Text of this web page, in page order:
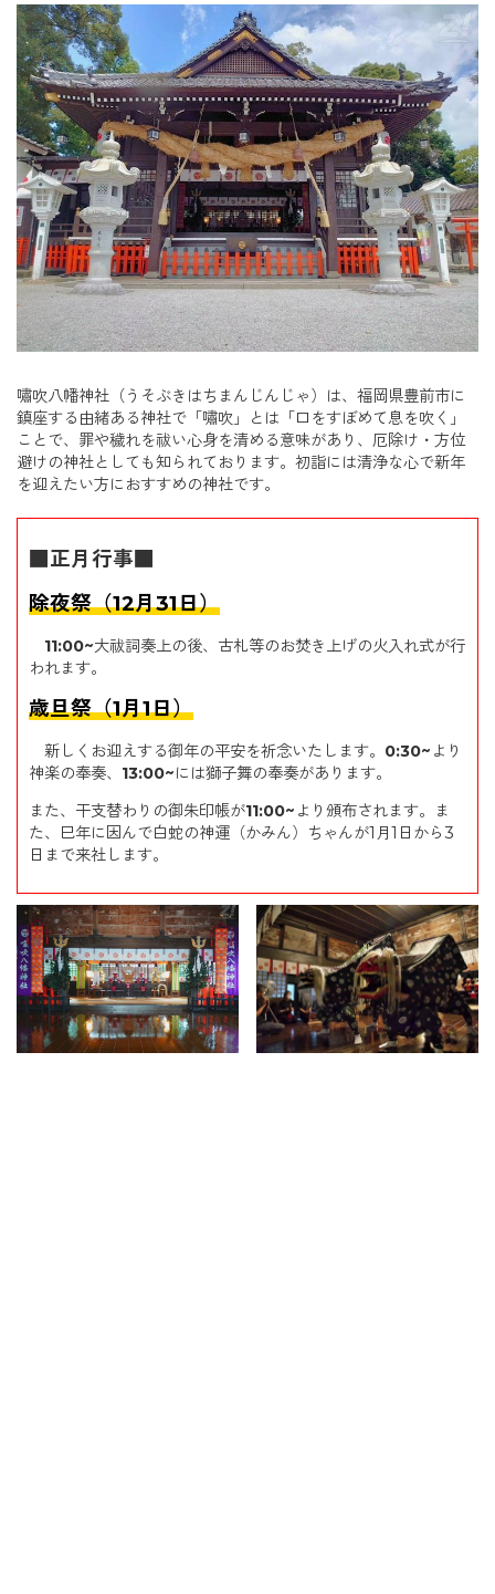
嘯吹八幡神社（うそぶきはちまんじんじゃ）は、福岡県豊前市に
鎮座する由緒ある神社で「嘯吹」とは「口をすぼめて息を吹く」
ことで、罪や穢れを祓い心身を清める意味があり、厄除け・方位
避けの神社としても知られております。初詣には清浄な心で新年
を迎えたい方におすすめの神社です。
■正月行事■
除夜祭（12月31日）
11:00~大祓詞奏上の後、古札等のお焚き上げの火入れ式が行
われます。
歳旦祭（1月1日）
新しくお迎えする御年の平安を祈念いたします。 0:30~ より
神楽の奉奏、 13:00~には獅子舞の奉奏があります。
また、干支替わりの御朱印帳が11:00~ より頒布されます。ま
た、巳年に因んで白蛇の神運（かみん）ちゃんが1 月1 日から3
日まで来社します。